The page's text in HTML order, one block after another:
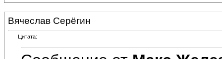
Вячеслав Серёгин
Цитата: